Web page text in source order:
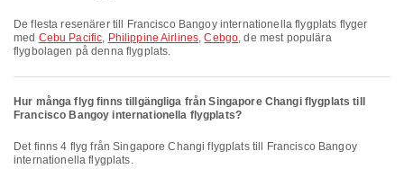
De flesta resenärer till Francisco Bangoy internationella flygplats flyger
med Cebu Pacific, Philippine Airlines,Cebgo, de mest populära
flygbolagen på denna flygplats.
Hur många flyg finns tillgängliga från Singapore Changi flygplats till
Francisco Bangoy internationella flygplats?
Det finns 4 flyg från Singapore Changi flygplats till Francisco Bangoy
internationella flygplats.